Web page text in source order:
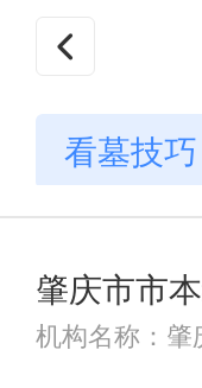
看墓技巧
肇庆市市
机构名称：肇